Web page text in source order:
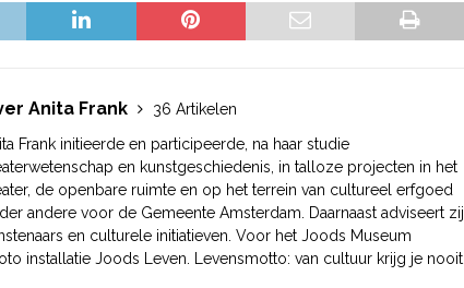
Anita Frank
36 Artikelen
Frank initieerde en participeerde, na haar studie
en kunstgeschiedenis, in talloze projecten in het
de openbare ruimte en op het terrein van cultureel erfgoed
andere voor de Gemeente Amsterdam. Daarnaast adviseert zij
en culturele initiatieven. Voor het Joods Museum
installatie Joods Leven. Levensmotto: van cultuur krijg je nooit